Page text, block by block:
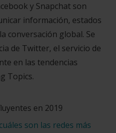
y Snapchat son
información, estados
conversación global. Se
de Twitter, el servicio de
en las tendencias
Topics.
en 2019
cuáles son las redes más